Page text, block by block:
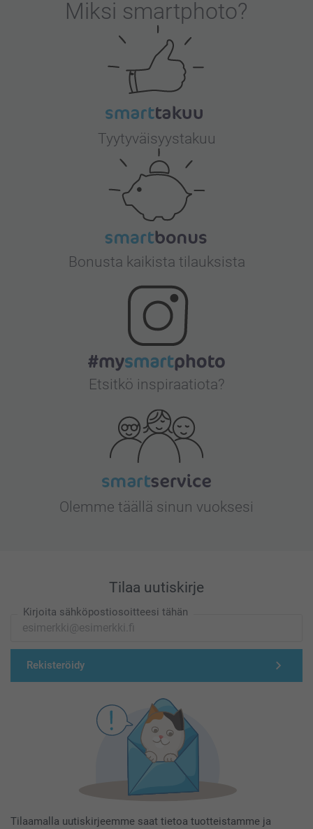
Miksi smartphoto?
Tyytyväisyystakuu
Bonusta kaikista tilauksista
Etsitkö inspiraatiota?
Olemme täällä sinun vuoksesi
Tilaa uutiskirje
Kirjoita sähköpostiosoitteesi tähän
Rekisteröidy
Tilaamalla uutiskirjeemme saat tietoa tuotteistamme ja